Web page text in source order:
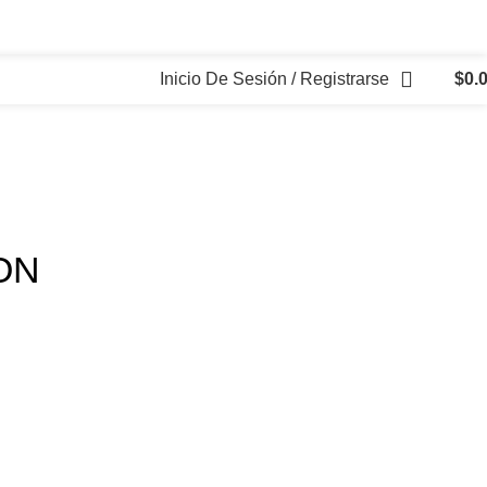
Inicio De Sesión / Registrarse $